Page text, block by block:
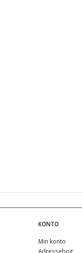
KONTO
Min konto
Adressebog